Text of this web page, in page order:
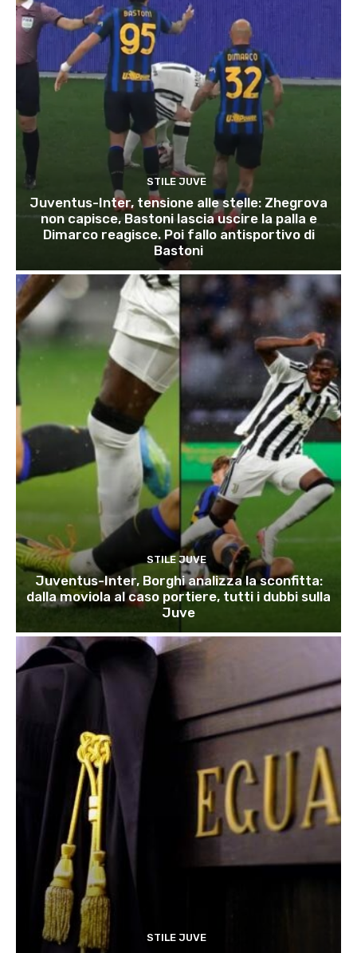
STILE JUVE
Juventus-Inter, tensione alle stelle: Zhegrova
non capisce, Bastoni lascia uscire la palla e
Dimarco reagisce. Poi fallo antisportivo di
Bastoni
STILE JUVE
Juventus-Inter, Borghi analizza la sconfitta:
dalla moviola al caso portiere, tutti i dubbi sulla
Juve
STILE JUVE